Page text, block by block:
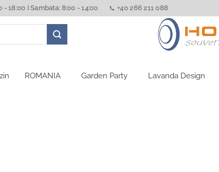
- 18:00 I Sambata: 8:00 - 14:00 +40 266 211 088
ROMANIA Garden Party Lavanda Design